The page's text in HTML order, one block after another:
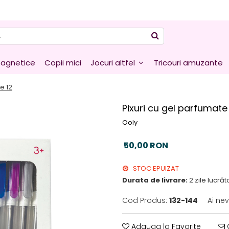
Copii mici Jocuri altfel Tricouri amuzante
12
Pixuri cu gel
Ooly
50,00 RON
STOC EPUIZAT
Durata de livrare:2 zile
Cod Produs: 132-144 Ai
Adauga la Favorite